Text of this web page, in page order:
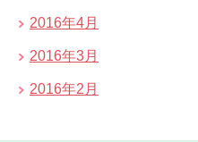
2016年4月
2016年3月
2016年2月